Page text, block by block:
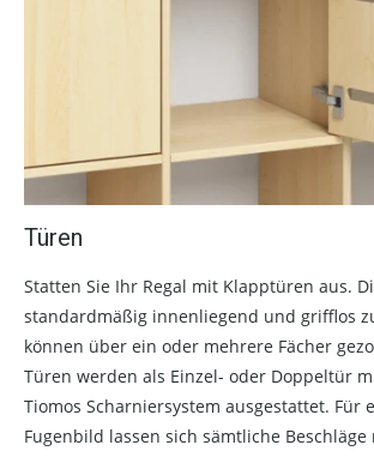
Türen
Statten Sie Ihr Regal mit Klapptüren aus.
standardmäßig innenliegend und grifflos
können über ein oder mehrere Fächer
Türen werden als Einzel- oder Doppeltür
Tiomos Scharniersystem ausgestattet. Für
Fugenbild lassen sich sämtliche